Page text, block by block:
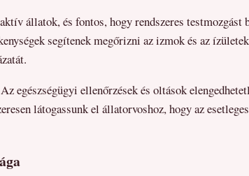
állatok, és fontos, hogy rendszeres testmozgást
segítenek megőrizni az izmok és az
egészségügyi ellenőrzések és oltások
látogassunk el állatorvoshoz, hogy az